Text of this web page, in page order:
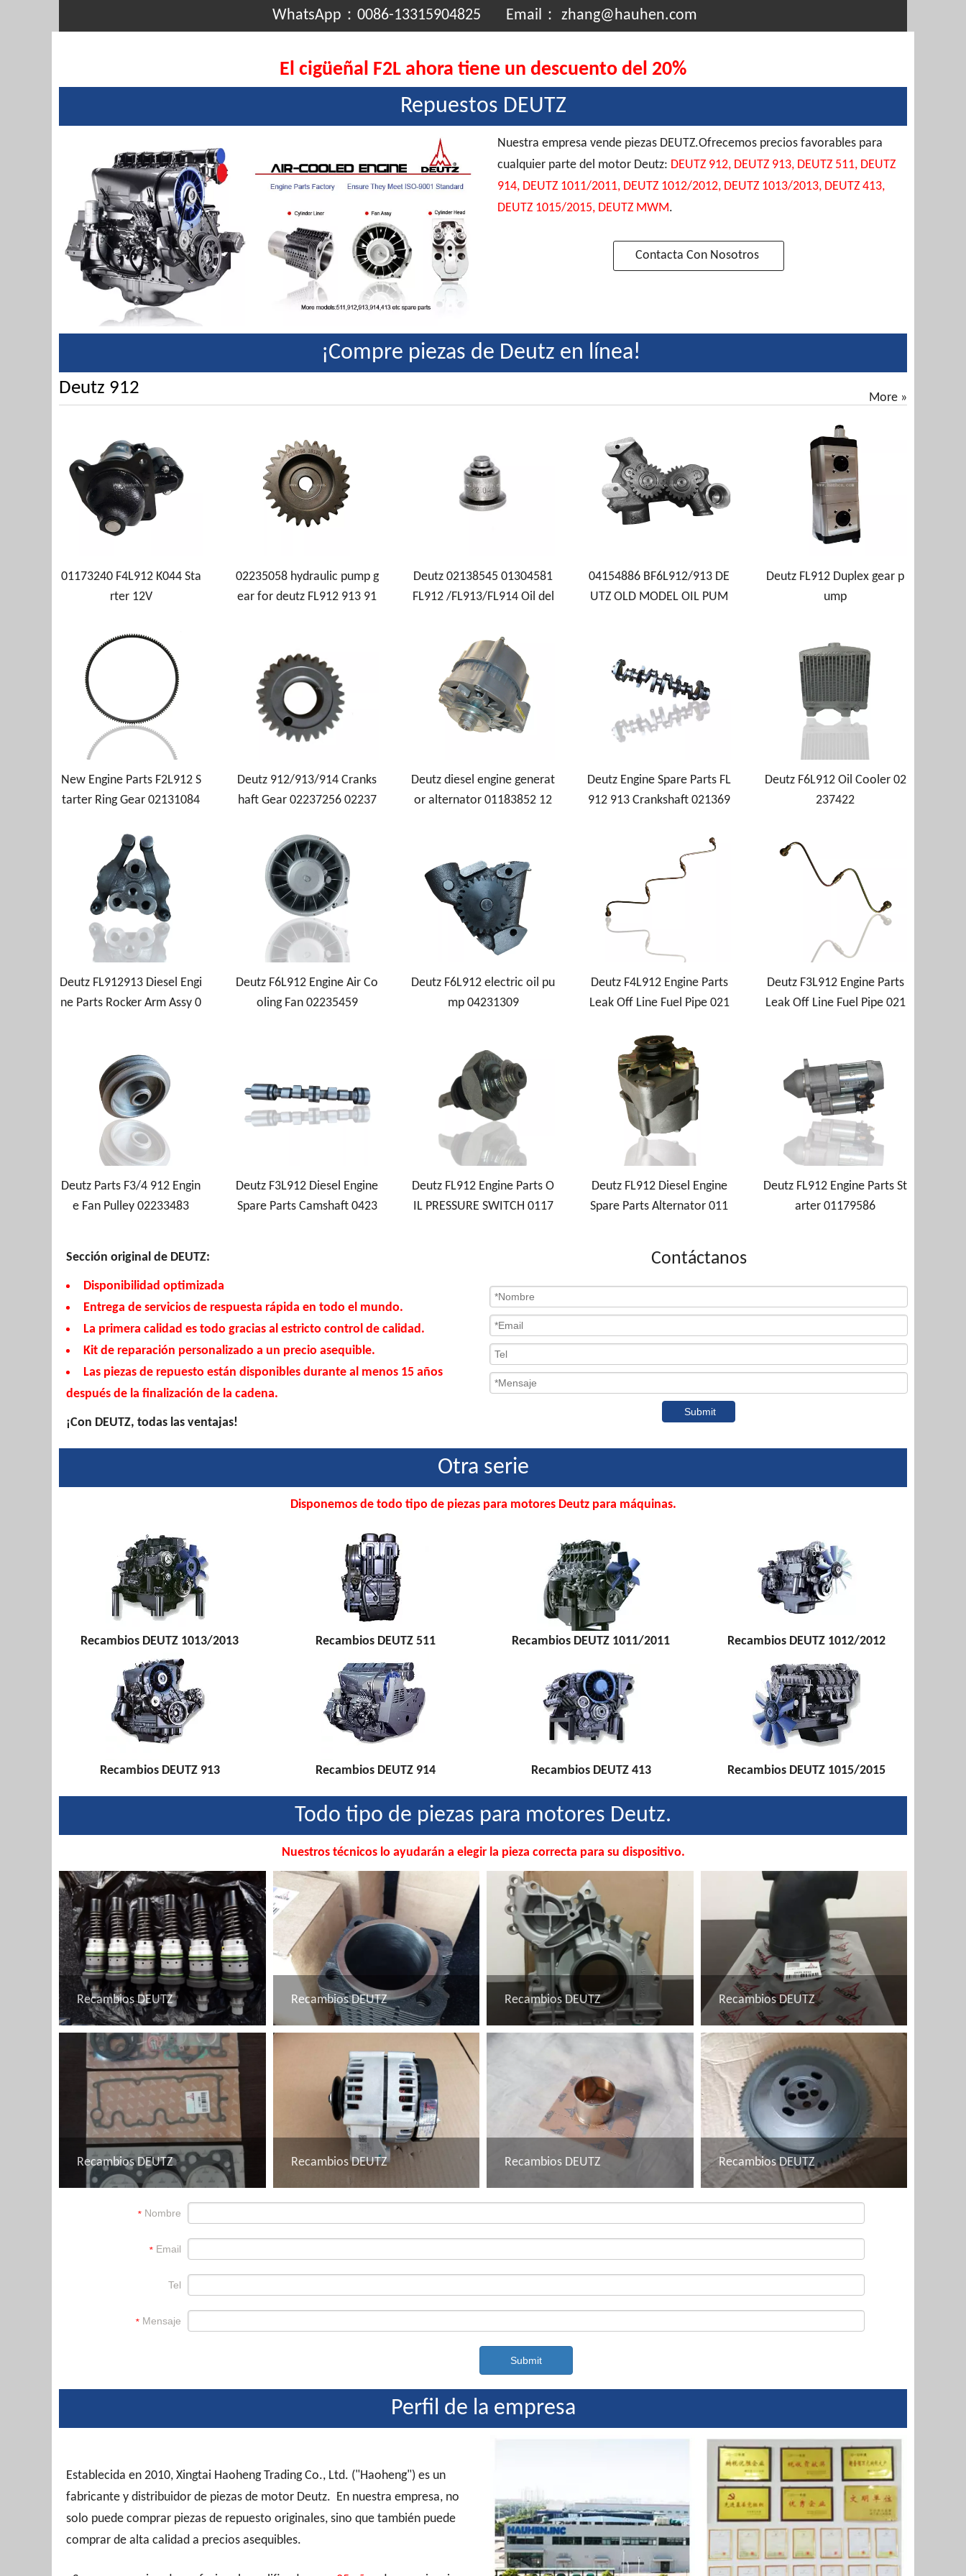
WhatsApp： 0086-13315904825 Email： zhang@hauhen.com
El cigüeñal F2L ahora tiene un descuento del 20%
Repuestos DEUTZ
Nuestra empresa vende piezas DEUTZ.Ofrecemos precios favorables para
cualquier parte del motor Deutz: DEUTZ 912, DEUTZ 913, DEUTZ 511, DEUTZ
914, DEUTZ 1011/2011, DEUTZ 1012/2012, DEUTZ 1013/2013, DEUTZ 413,
DEUTZ 1015/2015, DEUTZ MWM.
Contacta Con Nosotros
¡Compre piezas de Deutz en línea!
Deutz 912 More »
01173240 F4L912 K044 Sta
rter 12V
02235058 hydraulic pump g
ear for deutz FL912 913 91
Deutz 02138545 01304581
FL912 /FL913/FL914 Oil del
04154886 BF6L912/913 DE
UTZ OLD MODEL OIL PUM
Deutz FL912 Duplex gear p
ump
New Engine Parts F2L912 S
tarter Ring Gear 02131084
Deutz 912/913/914 Cranks
haft Gear 02237256 02237
Deutz diesel engine generat
or alternator 01183852 12
Deutz Engine Spare Parts FL
912 913 Crankshaft 021369
Deutz F6L912 Oil Cooler 02
237422
Deutz FL912913 Diesel Engi
ne Parts Rocker Arm Assy 0
Deutz F6L912 Engine Air Co
oling Fan 02235459
Deutz F6L912 electric oil pu
mp 04231309
Deutz F4L912 Engine Parts
Leak Off Line Fuel Pipe 021
Deutz F3L912 Engine Parts
Leak Off Line Fuel Pipe 021
Deutz Parts F3/4 912 Engin
e Fan Pulley 02233483
Deutz F3L912 Diesel Engine
Spare Parts Camshaft 0423
Deutz FL912 Engine Parts O
IL PRESSURE SWITCH 0117
Deutz FL912 Diesel Engine
Spare Parts Alternator 011
Deutz FL912 Engine Parts St
arter 01179586
Sección original de DEUTZ:
Disponibilidad optimizada
Entrega de servicios de respuesta rápida en todo el mundo.
La primera calidad es todo gracias al estricto control de calidad.
Kit de reparación personalizado a un precio asequible.
Las piezas de repuesto están disponibles durante al menos 15 años
después de la finalización de la cadena.
¡Con DEUTZ, todas las ventajas!
Contáctanos
Submit
Otra serie
Disponemos de todo tipo de piezas para motores Deutz para máquinas.
Recambios DEUTZ 1013/2013
Recambios DEUTZ 913
Recambios DEUTZ 511
Recambios DEUTZ 914
Recambios DEUTZ 1011/2011
Recambios DEUTZ 413
Recambios DEUTZ 1012/2012
Recambios DEUTZ 1015/2015
Todo tipo de piezas para motores Deutz.
Nuestros técnicos lo ayudarán a elegir la pieza correcta para su dispositivo.
Recambios DEUTZ Recambios DEUTZ Recambios DEUTZ Recambios DEUTZ
Recambios DEUTZ Recambios DEUTZ Recambios DEUTZ Recambios DEUTZ
* Nombre
* Email
Tel
* Mensaje
Submit
Perfil de la empresa
Establecida en 2010, Xingtai Haoheng Trading Co., Ltd. ("Haoheng") es un
fabricante y distribuidor de piezas de motor Deutz. En nuestra empresa, no
solo puede comprar piezas de repuesto originales, sino que también puede
comprar de alta calidad a precios asequibles.